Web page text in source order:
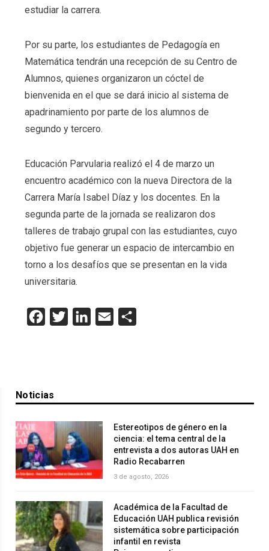
estudiar la carrera.
Por su parte, los estudiantes de Pedagogía en
Matemática tendrán una recepción de su Centro de
Alumnos, quienes organizaron un cóctel de
bienvenida en el que se dará inicio al sistema de
apadrinamiento por parte de los alumnos de
segundo y tercero.
Educación Parvularia realizó el 4 de marzo un
encuentro académico con la nueva Directora de la
Carrera María Isabel Díaz y los docentes. En la
segunda parte de la jornada se realizaron dos
talleres de trabajo grupal con las estudiantes, cuyo
objetivo fue generar un espacio de intercambio en
torno a los desafíos que se presentan en la vida
universitaria.
Facebook
Twitter LinkedInEmail
Noticias
Estereotipos de género en la
ciencia: el tema central de la
entrevista a dos autoras UAH en
Radio Recabarren
3 de agosto, 2026
Académica de la Facultad de
Educación UAH publica revisión
sistemática sobre participación
infantil en revista